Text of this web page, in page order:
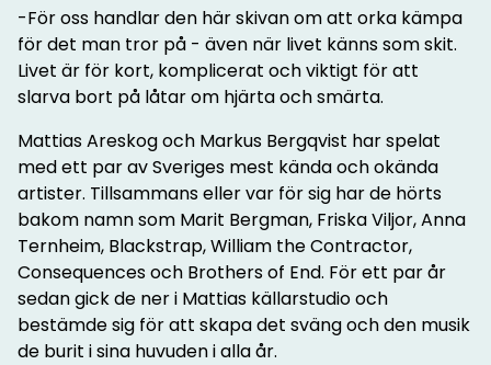
-För oss handlar den här skivan om att orka kämpa
för det man tror på - även när livet känns som skit.
Livet är för kort, komplicerat och viktigt för att
slarva bort på låtar om hjärta och smärta.
Mattias Areskog och Markus Bergqvist har spelat
med ett par av Sveriges mest kända och okända
artister. Tillsammans eller var för sig har de hörts
bakom namn som Marit Bergman, Friska Viljor, Anna
Ternheim, Blackstrap, William the Contractor,
Consequences och Brothers of End. För ett par år
sedan gick de ner i Mattias källarstudio och
bestämde sig för att skapa det sväng och den musik
de burit i sina huvuden i alla år.